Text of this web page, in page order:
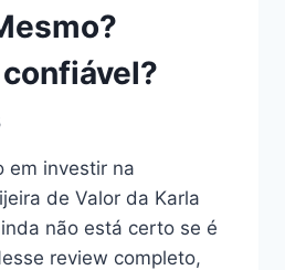
em investir na
de Valor da Karla
não está certo se é
review completo,